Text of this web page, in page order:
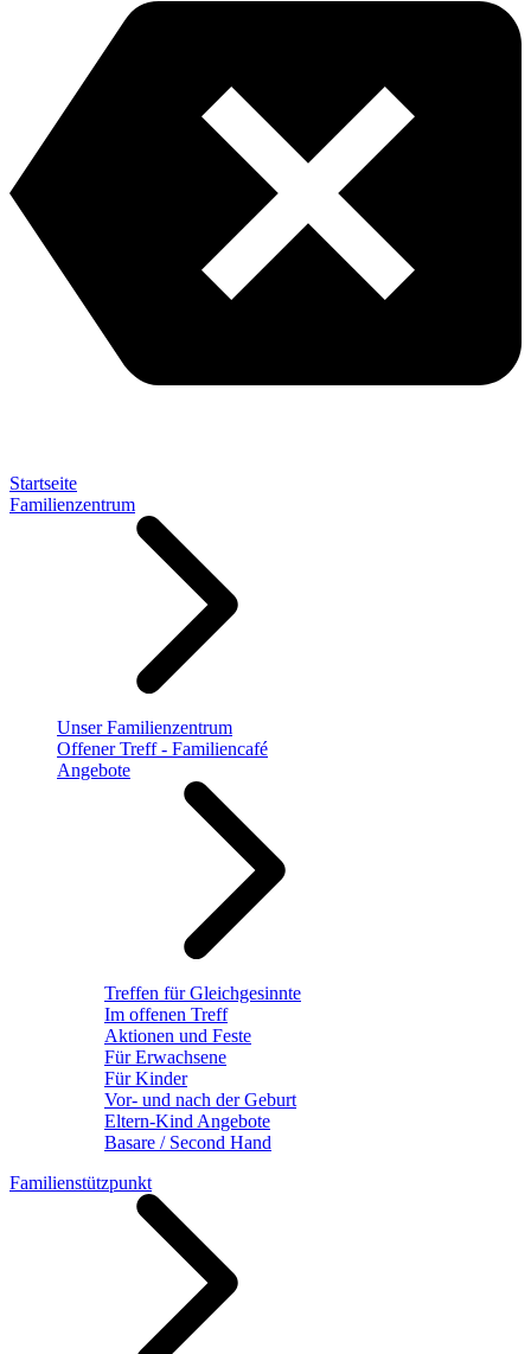
Startseite
Familienzentrum
Unser Familienzentrum
Offener Treff - Familiencafé
Angebote
Treffen für Gleichgesinnte
Im offenen Treff
Aktionen und Feste
Für Erwachsene
Für Kinder
Vor- und nach der Geburt
Eltern-Kind Angebote
Basare / Second Hand
Familienstützpunkt